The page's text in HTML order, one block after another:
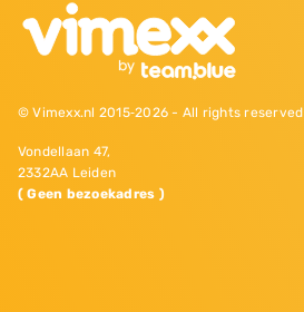
© Vimexx.nl 2015‐2026 - All rights reserved
Vondellaan 47,
2332AA Leiden
( Geen bezoekadres )